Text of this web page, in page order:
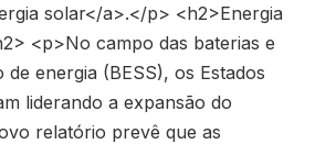
solar</a>.</p> <h2>Energia
<p>No campo das baterias e
de energia (BESS), os Estados
liderando a expansão do
relatório prevê que as